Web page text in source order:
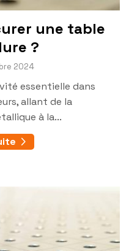
une table
?
2024
essentielle dans
allant de la
à la...